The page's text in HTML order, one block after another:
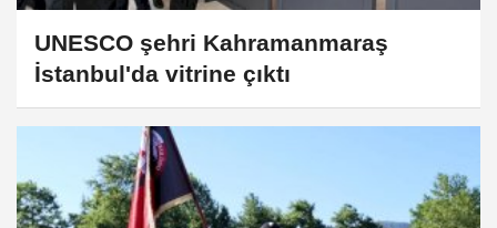
UNESCO şehri Kahramanmaraş
İstanbul'da vitrine çıktı